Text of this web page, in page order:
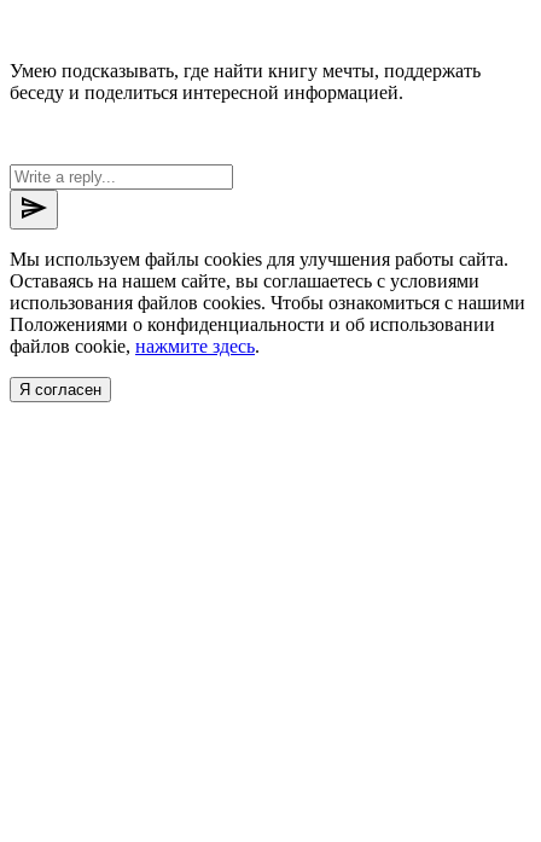
Умею подсказывать, где найти книгу мечты, поддержать
беседу и поделиться интересной информацией.
send
Мы используем файлы cookies для улучшения работы сайта.
Оставаясь на нашем сайте, вы соглашаетесь с условиями
использования файлов cookies. Чтобы ознакомиться с нашими
Положениями о конфиденциальности и об использовании
файлов cookie, нажмите здесь.
Я согласен